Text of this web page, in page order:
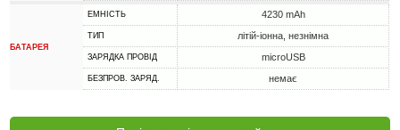
БАТАРЕЯ
ЕМНІСТЬ 4230 mAh
ТИП літій-іонна, незнімна
ЗАРЯДКА ПРОВІД microUSB
БЕЗПРОВ. ЗАРЯД. немає